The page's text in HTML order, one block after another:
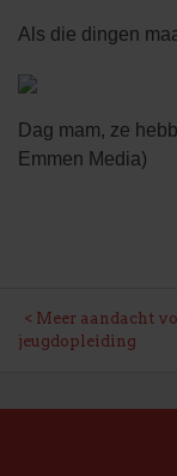
Als die dingen
Dag mam, ze
Emmen Media)
BERICHT
Meer aandacht
jeugdopleiding